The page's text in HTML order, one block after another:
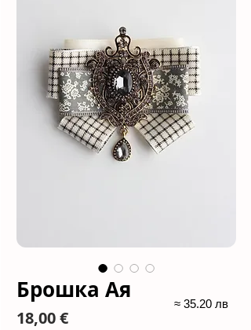
Брошка Ая
18,00 €Цена
≈ 35.20 лв